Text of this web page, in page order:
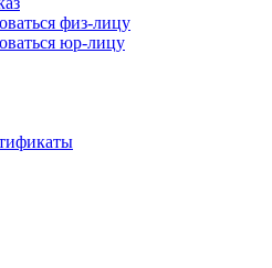
физ-лицу
юр-лицу